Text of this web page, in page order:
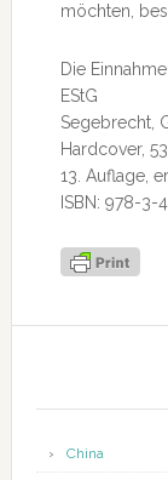
möchten,
Die
EStG
Segebrecht,
Hardcover,
13. Auflage,
ISBN: 978-3-
China